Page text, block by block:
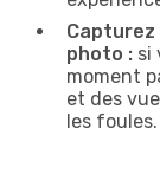
Capturez
photo : si
moment
et des
les foules.